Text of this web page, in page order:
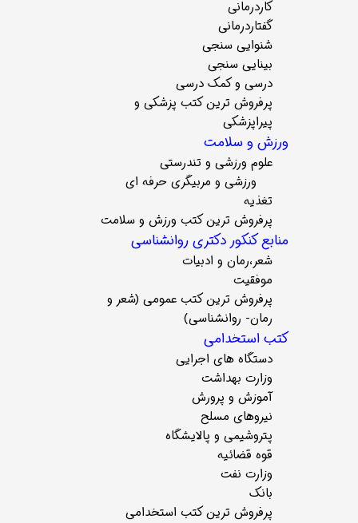
کاردرمانی
گفتاردرمانی
شنوایی سنجی
بینایی سنجی
درسی و کمک درسی
پرفروش ترین کتب پزشکی و
پیراپزشکی
ورزش و سلامت
علوم ورزشی و تندرستی
ورزشی و مربیگری حرفه ای
تغذیه
پرفروش ترین کتب ورزش و سلامت
منابع کنکور دکتری روانشناسی
شعر،رمان و ادبیات
موفقیت
پرفروش ترین کتب عمومی (شعر و
رمان- روانشناسی)
کتب استخدامی
دستگاه های اجرایی
وزارت بهداشت
آموزش و پرورش
نیروهای مسلح
پتروشیمی و پالایشگاه
قوه قضائیه
وزارت نفت
بانک
پرفروش ترین کتب استخدامی